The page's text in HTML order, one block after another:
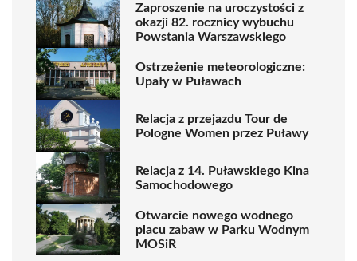
Zaproszenie na uroczystości z
okazji 82. rocznicy wybuchu
Powstania Warszawskiego
Ostrzeżenie meteorologiczne:
Upały w Puławach
Relacja z przejazdu Tour de
Pologne Women przez Puławy
Relacja z 14. Puławskiego Kina
Samochodowego
Otwarcie nowego wodnego
placu zabaw w Parku Wodnym
MOSiR